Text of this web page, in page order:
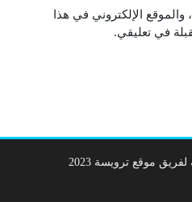
الإلكتروني في هذا
في تعليقي.
موقع ترويسة 2023